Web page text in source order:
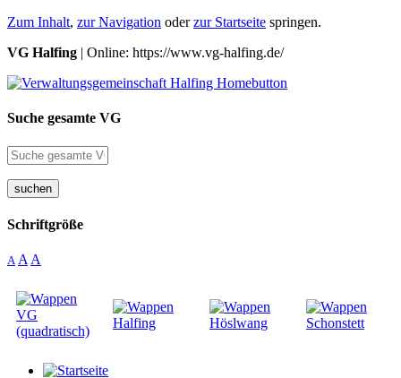
Zum Inhalt, zur Navigation oderzur Startseite springen.
VG Halfing | Online: https://www.vg-halfing.de/
Suche gesamte VG
suchen
Schriftgröße
A A A